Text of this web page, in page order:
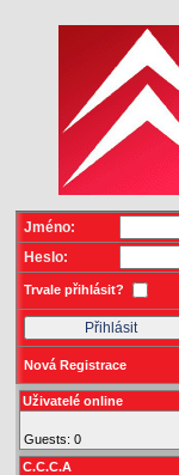
Jméno:
Heslo:
Trvale přihlásit?
Nová Registrace
Uživatelé online
Guests: 0
C.C.C.A